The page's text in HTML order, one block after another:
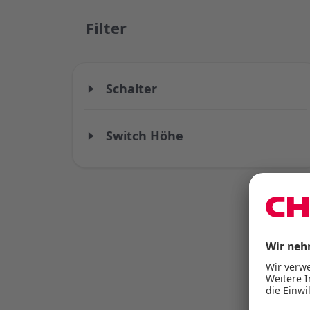
Filter
Schalter
Switch Höhe